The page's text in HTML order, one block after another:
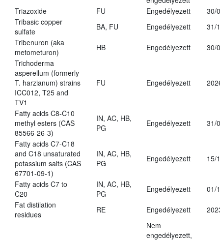
Triazoxide
FU Engedélyezett
30/
Tribasic copper
sulfate
BA, FU Engedélyezett
31/
Tribenuron (aka
metometuron)
HB Engedélyezett
30/
Trichoderma
asperellum (formerly
T. harzianum) strains
ICC012, T25 and
TV1
FU Engedélyezett
Fatty acids C8-C10
methyl esters (CAS
85566-26-3)
IN, AC, HB,
PG
Engedélyezett 31/
Fatty acids C7-C18
and C18 unsaturated
potassium salts (CAS
67701-09-1)
IN, AC, HB,
PG
Engedélyezett 15/
Fatty acids C7 to
C20
IN, AC, HB,
PG
Engedélyezett
01/
Fat distilation
residues
RE Engedélyezett
Nem
engedélyezett,